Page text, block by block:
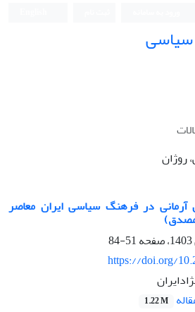
سیاسی
روژان
آرمانی در فرهنگ سیاسی ایران معاصر
مصدق)
51-84
https://doi.org/
1.22 M